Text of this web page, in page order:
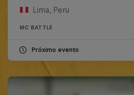
Lima, Peru
MC BATTLE
Próximo evento